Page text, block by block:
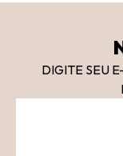
DIGITE SEU